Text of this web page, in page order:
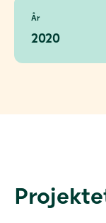
År
2020